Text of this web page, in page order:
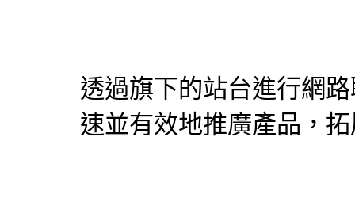
透過旗下的站台進行網
速並有效地推廣產品，